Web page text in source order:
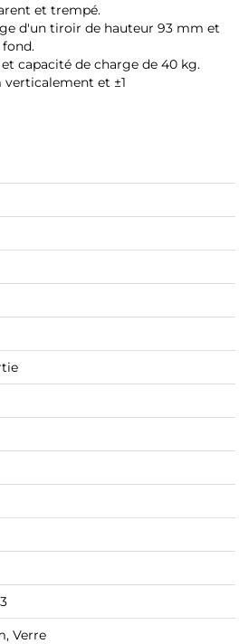
et trempé.
d'un tiroir de hauteur 93 mm et
capacité de charge de 40 kg.
et ±1
Verre